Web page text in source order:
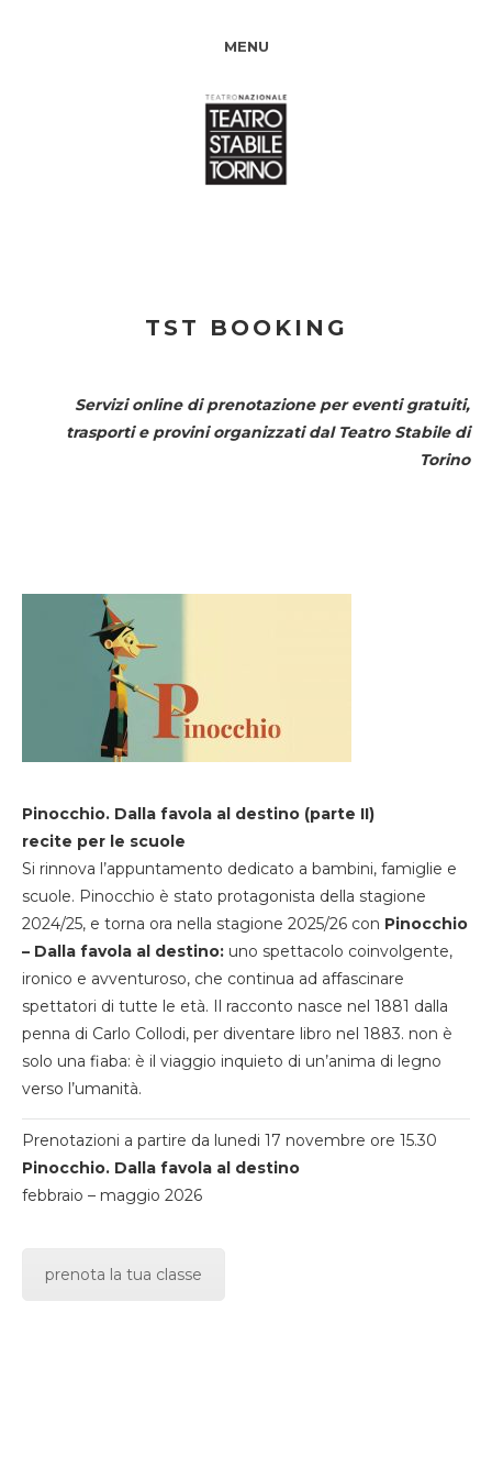
MENU
TST BOOKING
Servizi online di prenotazione per eventi gratuiti,
trasporti e provini organizzati dal Teatro Stabile di
Torino
Pinocchio. Dalla favola al destino (parte II)
recite per le scuole
Si rinnova l’appuntamento dedicato a bambini, famiglie e
scuole. Pinocchio è stato protagonista della stagione
2024/25, e torna ora nella stagione 2025/26 con Pinocchio
– Dalla favola al destino: uno spettacolo coinvolgente,
ironico e avventuroso, che continua ad affascinare
spettatori di tutte le età. Il racconto nasce nel 1881 dalla
penna di Carlo Collodi, per diventare libro nel 1883. non è
solo una fiaba: è il viaggio inquieto di un’anima di legno
verso l’umanità.
Prenotazioni a partire da lunedi 17 novembre ore 15.30
Pinocchio. Dalla favola al destino
febbraio – maggio 2026
prenota la tua classe